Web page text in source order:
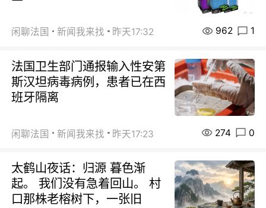
闲聊法国 新闻我来找 昨天17:32 962 1
法国卫生部门通报输入性安第
斯汉坦病毒病例，患者已在西
班牙隔离
闲聊法国 新闻我来找 昨天17:23 274 0
太鹤山夜话：归源 暮色渐
起。 我们没有急着回山。 村
口那株老榕树下，一张旧